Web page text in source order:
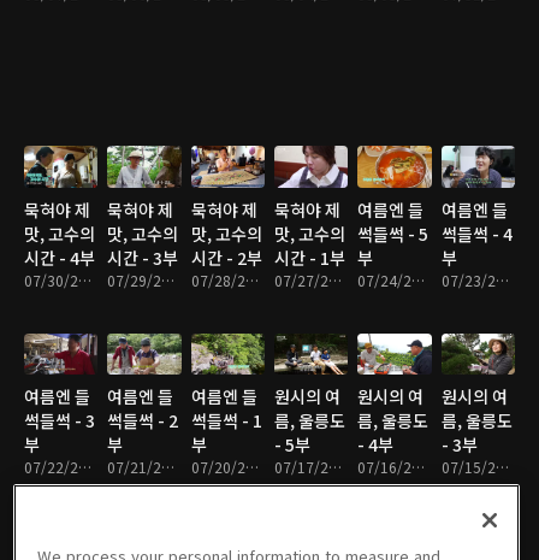
묵혀야 제
맛, 고수의
시간 - 4부
07/30/2026 • 17분
묵혀야 제
맛, 고수의
시간 - 3부
07/29/2026 • 18분
묵혀야 제
맛, 고수의
시간 - 2부
07/28/2026 • 17분
묵혀야 제
맛, 고수의
시간 - 1부
07/27/2026 • 17분
여름엔 들
썩들썩 - 5
부
07/24/2026 • 17분
여름엔 들
썩들썩 - 4
부
07/23/2026 • 17분
여름엔 들
썩들썩 - 3
부
07/22/2026 • 17분
여름엔 들
썩들썩 - 2
부
07/21/2026 • 17분
여름엔 들
썩들썩 - 1
부
07/20/2026 • 17분
원시의 여
름, 울릉도
- 5부
07/17/2026 • 17분
원시의 여
름, 울릉도
- 4부
07/16/2026 • 17분
원시의 여
름, 울릉도
- 3부
07/15/2026 • 17분